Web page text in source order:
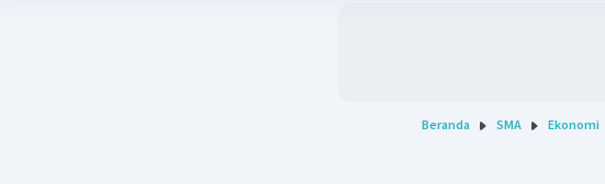
Beranda SMA Ekonomi